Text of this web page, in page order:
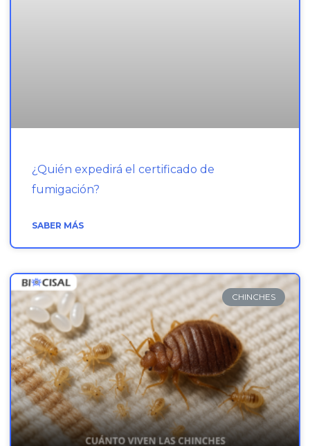
¿Quién expedirá el certificado de
fumigación?
SABER MÁS
CHINCHES